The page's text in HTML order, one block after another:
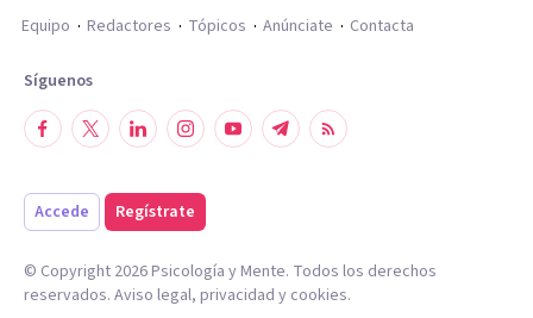
Equipo
Redactores Tópicos Anúnciate Contacta
Síguenos
Accede Regístrate
© Copyright 2026Psicología y Mente. Todos los derechos
reservados. Aviso legal, privacidad y cookies.